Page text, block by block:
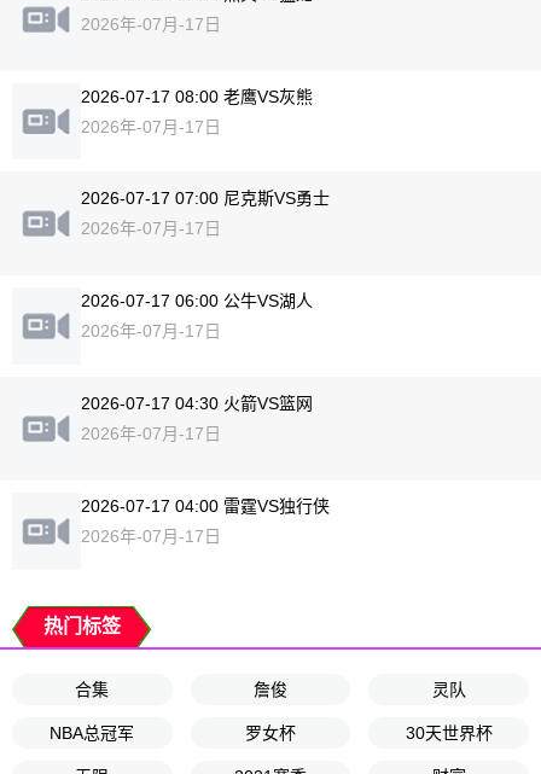
2026年-07月-17日
2026-07-17 08:00 老鹰VS灰熊
2026年-07月-17日
2026-07-17 07:00 尼克斯VS勇士
2026年-07月-17日
2026-07-17 06:00 公牛VS湖人
2026年-07月-17日
2026-07-17 04:30 火箭VS篮网
2026年-07月-17日
2026-07-17 04:00 雷霆VS独行侠
2026年-07月-17日
热门标签
合集 詹俊 灵队
NBA总冠军 罗女杯 30天世界杯